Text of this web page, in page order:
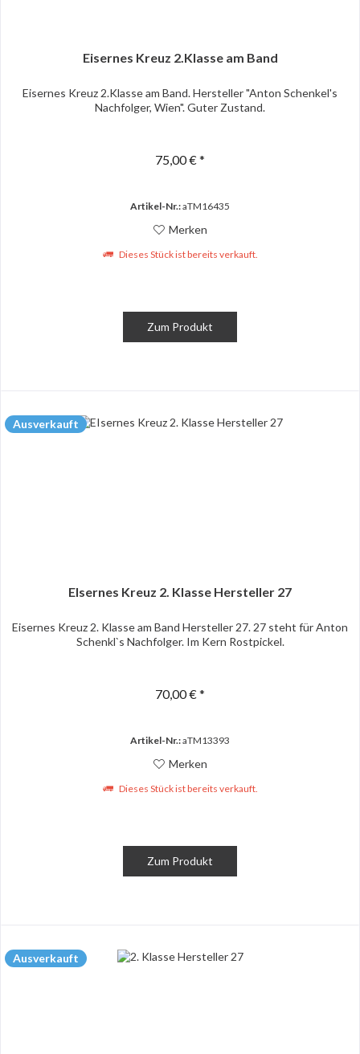
Eisernes Kreuz 2.Klasse am Band
Eisernes Kreuz 2.Klasse am Band. Hersteller "Anton Schenkel's
Nachfolger, Wien". Guter Zustand.
75,00 € *
Artikel-Nr.:aTM16435
Merken
Dieses Stück ist bereits verkauft.
Zum Produkt
Ausverkauft
EIsernes Kreuz 2. Klasse Hersteller 27
Eisernes Kreuz 2. Klasse am Band Hersteller 27. 27 steht für Anton
Schenkl`s Nachfolger. Im Kern Rostpickel.
70,00 € *
Artikel-Nr.:aTM13393
Merken
Dieses Stück ist bereits verkauft.
Zum Produkt
Ausverkauft